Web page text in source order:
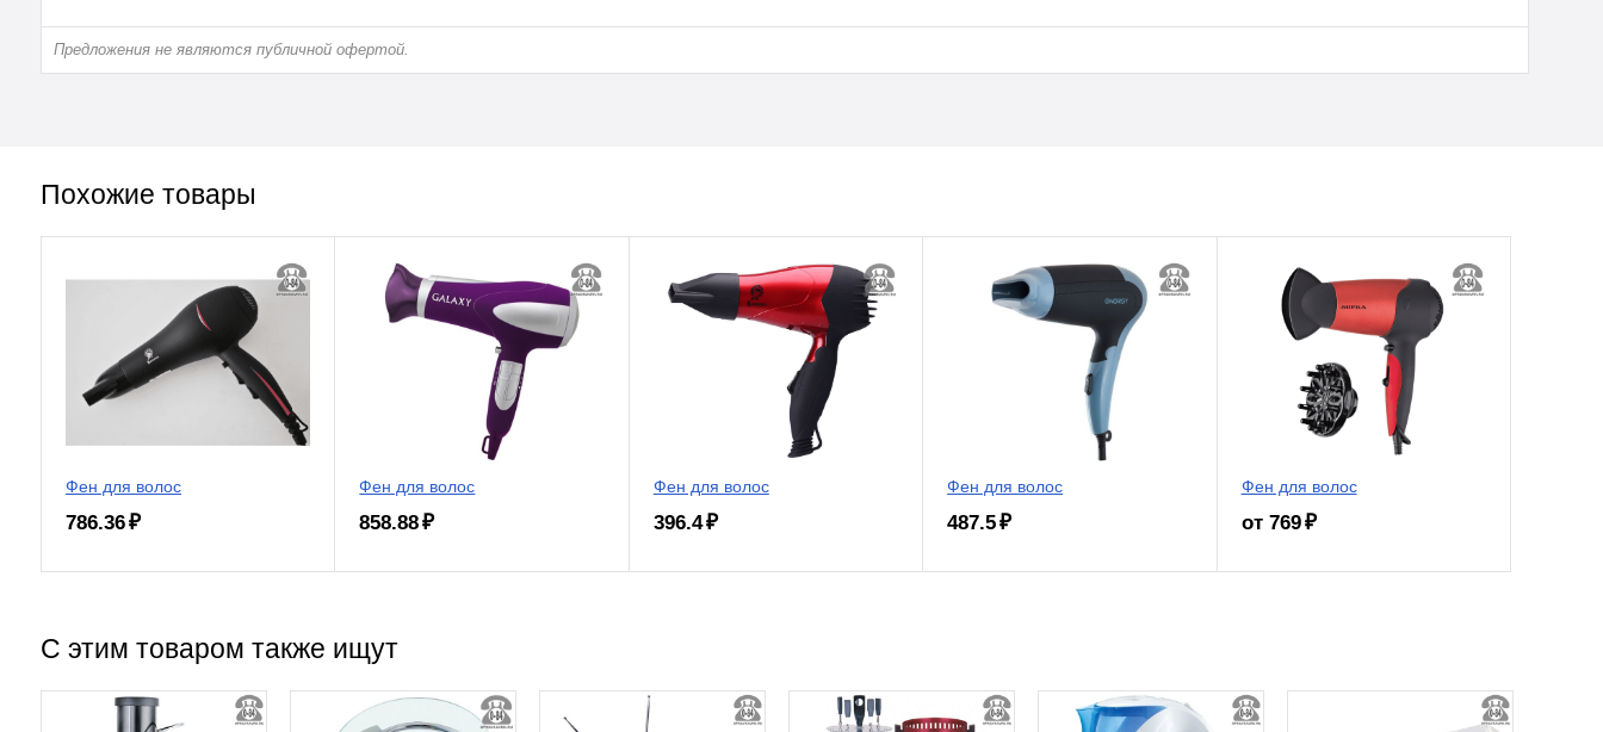
Предложения не являются публичной офертой.
Похожие товары
Фен для волос
786.36 ₽
Фен для волос
858.88 ₽
Фен для волос
396.4 ₽
Фен для волос
487.5 ₽
Фен для волос
от 769 ₽
С этим товаром также ищут